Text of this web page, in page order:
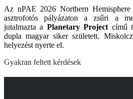
Az nPAE 2026 Northern Hemisphere
asztrofotós pályázaton a zsűri a
jutalmazta a Planetary Project című
dupla magyar siker született.
helyezést nyerte el.
Gyakran feltett kérdések